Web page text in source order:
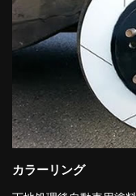
カラーリング